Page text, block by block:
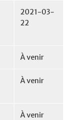
2021-03-
22
À venir
À venir
À venir